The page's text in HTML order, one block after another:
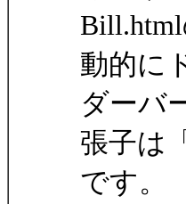
動的に
ダーバ
張子は
です。